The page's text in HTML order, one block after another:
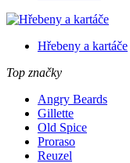
Hřebeny a kartáče
Top značky
Angry Beards
Gillette
Old Spice
Proraso
Reuzel